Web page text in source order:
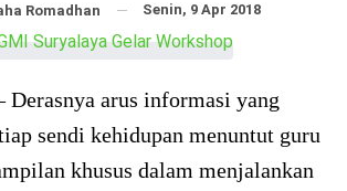
Romadhan Senin, 9 Apr 2018
Derasnya arus informasi yang
sendi kehidupan menuntut guru
khusus dalam menjalankan